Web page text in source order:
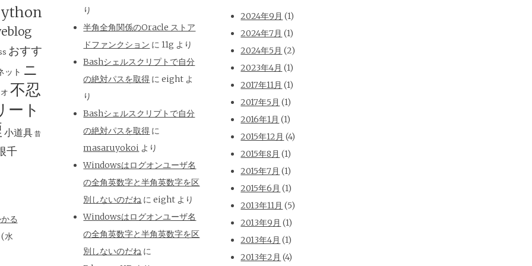
おすす
ット ニ
不忍
ート
小道具 昔
千
る
水
り
半角全角関係のOracle ストア
ドファンクション に11g より
Bashシェルスクリプトで自分
の絶対パスを取得 にeight よ
り
Bashシェルスクリプトで自分
の絶対パスを取得 に
masaruyokoi より
Windowsはログオンユーザ名
の全角英数字と半角英数字を区
別しないのだね にeight より
Windowsはログオンユーザ名
の全角英数字と半角英数字を区
別しないのだね に
2024年9月 (1)
2024年7月 (1)
2024年5月 (2)
2023年4月 (1)
2017年11月 (1)
2017年5月 (1)
2016年1月 (1)
2015年12月 (4)
2015年8月 (1)
2015年7月 (1)
2015年6月 (1)
2013年11月 (5)
2013年9月 (1)
2013年4月 (1)
2013年2月 (4)